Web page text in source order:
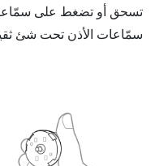
تسحق أو تضغط على سمّاعات
سمّاعات الأذن تحت شئ